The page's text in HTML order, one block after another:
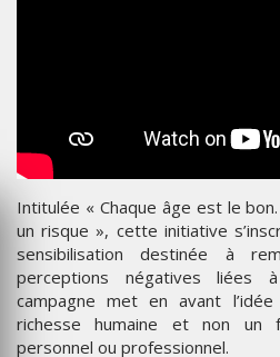
Intitulée « Chaque âge est le
un risque », cette initiative
sensibilisation destinée à
perceptions négatives liées
campagne met en avant
richesse humaine et non un
personnel ou professionnel.